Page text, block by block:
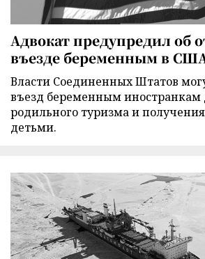
Адвокат предупредил об
въезде беременным в
Власти Соединенных Штатов
въезд беременным иностранкам
родильного туризма и
детьми.